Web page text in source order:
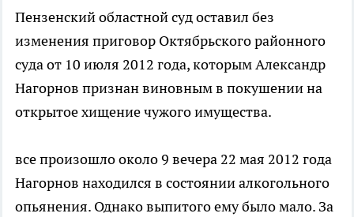
Пензенский областной суд оставил без
изменения приговор Октябрьского районного
суда от 10 июля 2012 года, которым Александр
Нагорнов признан виновным в покушении на
открытое хищение чужого имущества.
все произошло около 9 вечера 22 мая 2012 года
Нагорнов находился в состоянии алкогольного
опьянения. Однако выпитого ему было мало. За